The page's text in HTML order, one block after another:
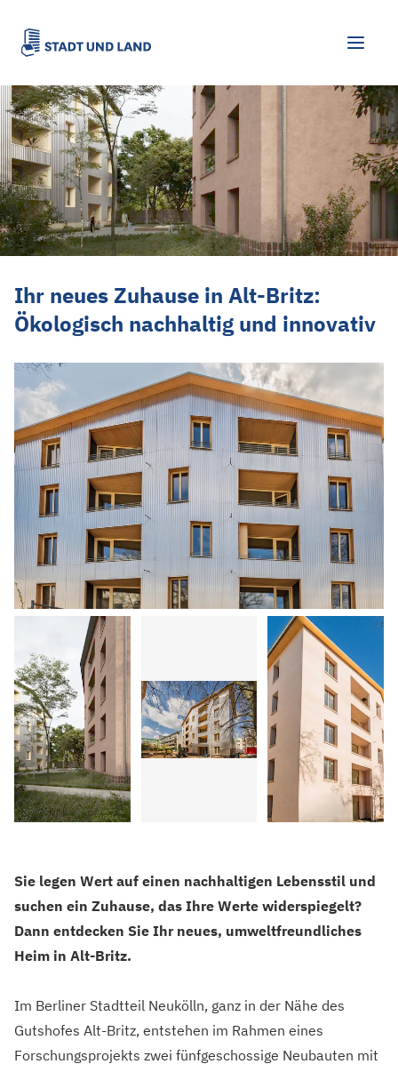
Ihr neues Zuhause in Alt-Britz:
Ihr neues Zuhause in Alt-Britz:
Ökologisch nachhaltig und innovativ
Sie legen Wert auf einen nachhaltigen Lebensstil und
suchen ein Zuhause, das Ihre Werte widerspiegelt?
Dann entdecken Sie Ihr neues, umweltfreundliches
Heim in Alt-Britz.
Im Berliner Stadtteil Neukölln, ganz in der Nähe des
Gutshofes Alt-Britz, entstehen im Rahmen eines
Forschungsprojekts zwei fünfgeschossige Neubauten mit